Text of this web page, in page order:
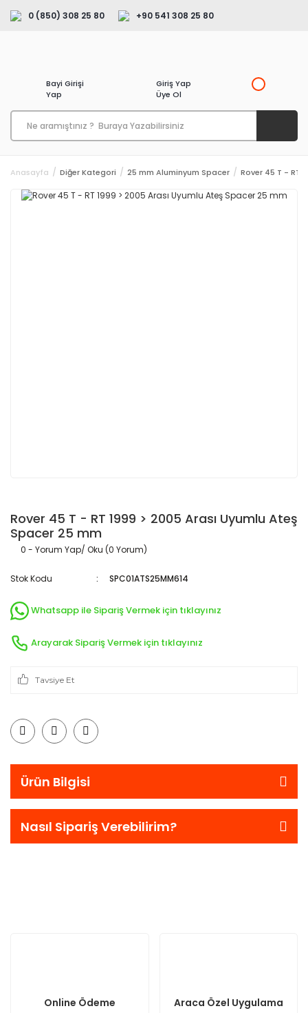
0 (850) 308 25 80 +90 541 308 25 80
Bayi Girişi
Yap
Giriş Yap
Üye Ol
Anasayfa Diğer Kategori 25 mm Aluminyum Spacer Rover 45 T - RT
Rover 45 T - RT 1999 > 2005 Arası Uyumlu Ateş
Spacer 25 mm
0 - Yorum Yap/ Oku (0 Yorum)
Stok Kodu SPC01ATS25MM614
Whatsapp ile Sipariş Vermek için tıklayınız
Arayarak Sipariş Vermek için tıklayınız
Tavsiye Et
Ürün Bilgisi
Nasıl Sipariş Verebilirim?
Online Ödeme Araca Özel Uygulama